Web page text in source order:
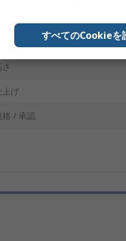
上げ
格 / 承認
すべてのCookieを